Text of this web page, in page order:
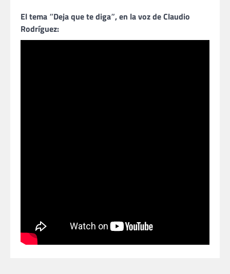
El tema ʺDeja que te digaʺ, en la voz de Claudio
Rodríguez: